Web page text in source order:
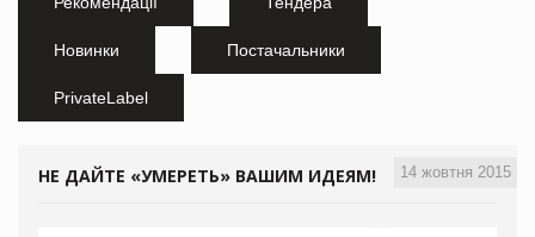
Новинки Постачальники
PrivateLabel
14 жовтня 2015
НЕ ДАЙТЕ «УМЕРЕТЬ» ВАШИМ ИДЕЯМ!